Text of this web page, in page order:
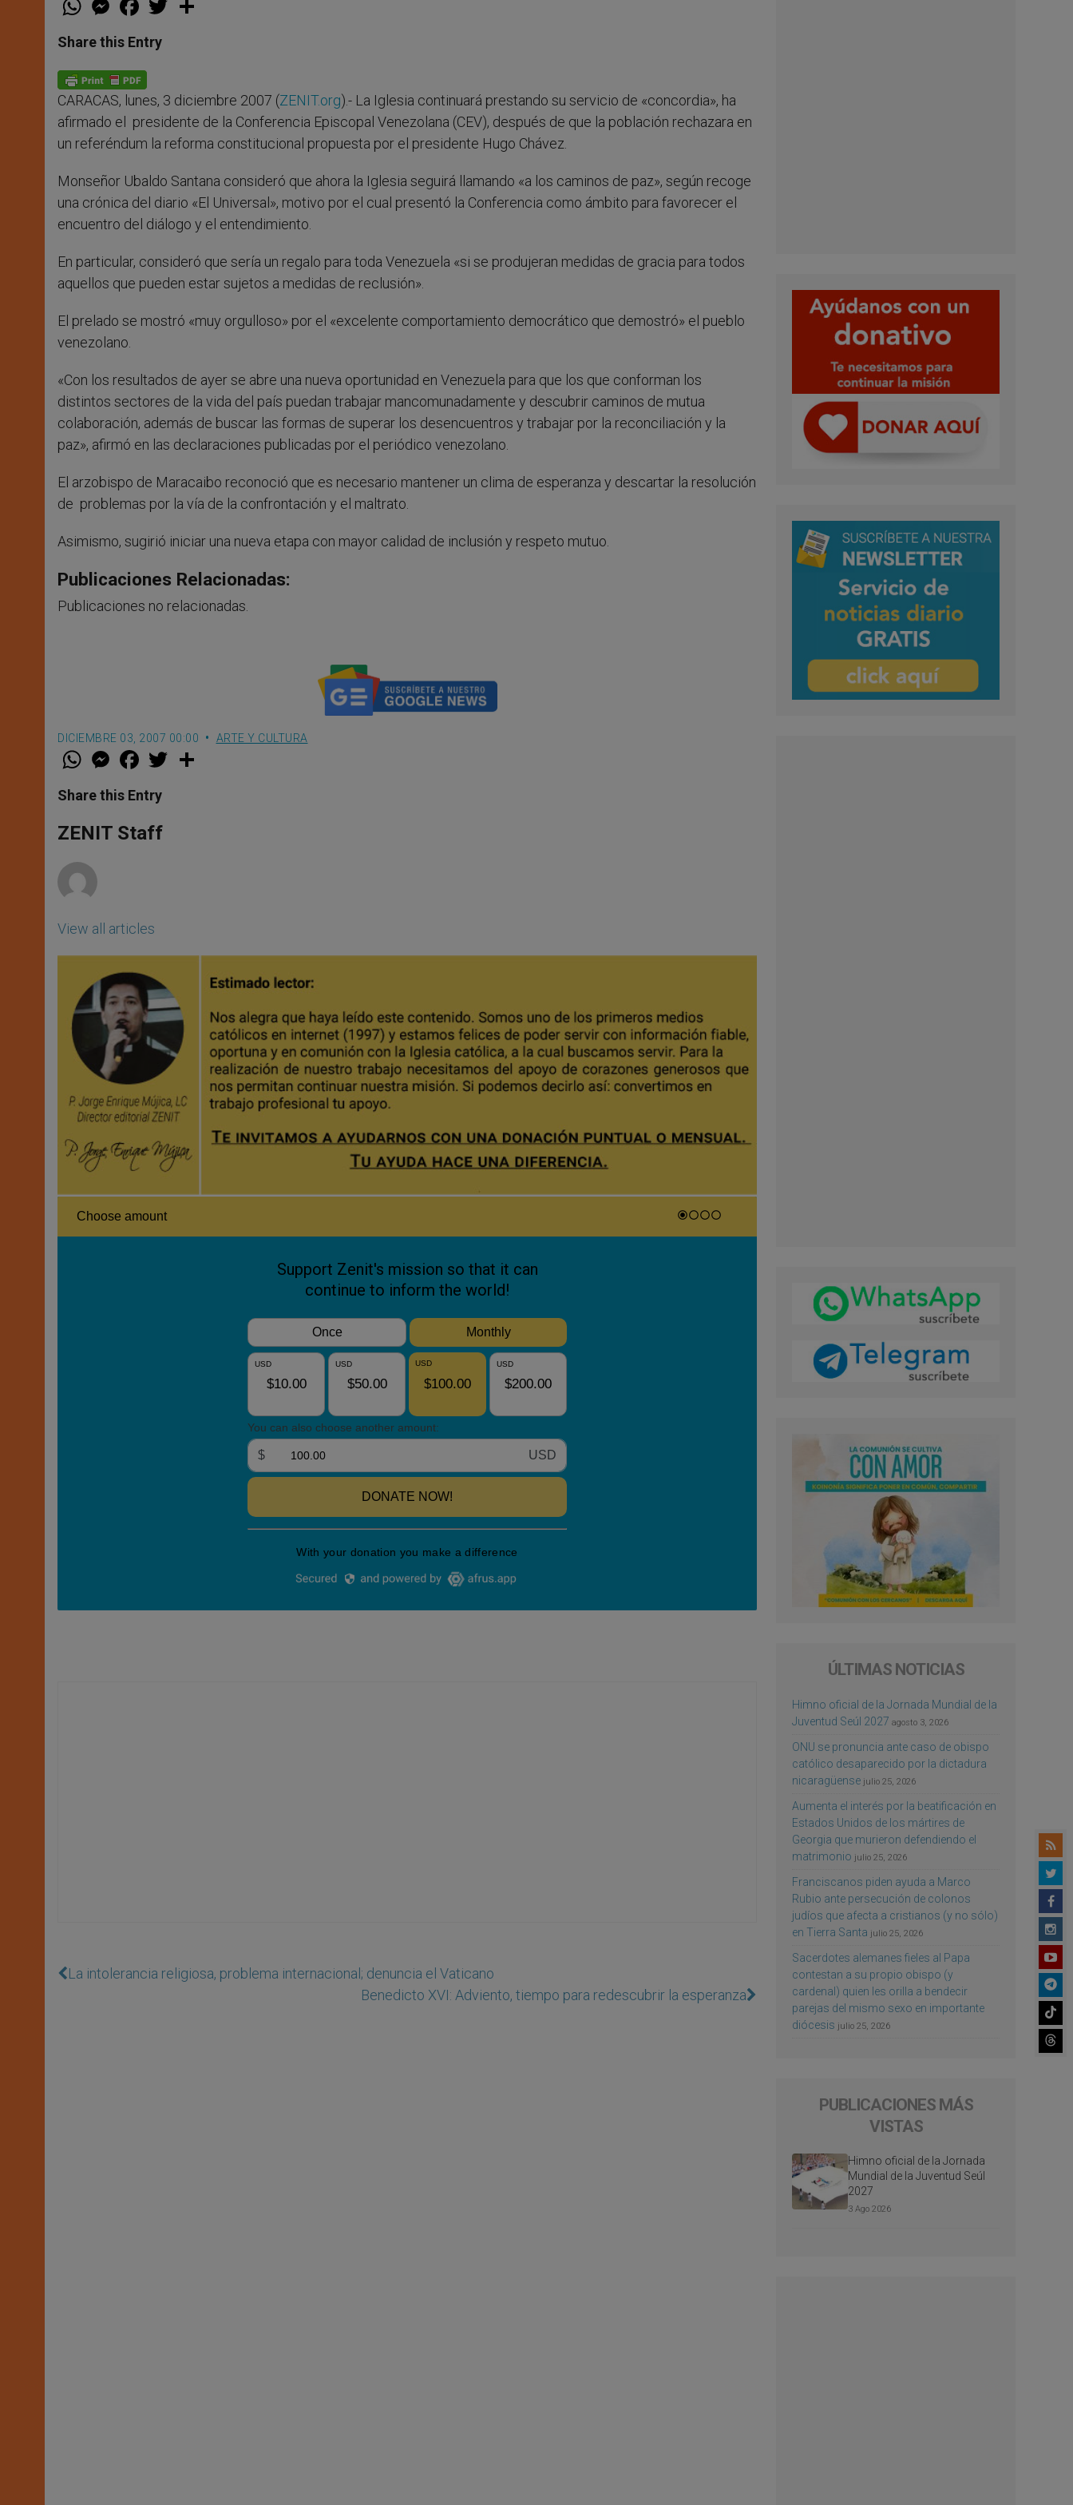
t
s
p
p
e
s
e
g
e
r
a
e
b
o
k
w
Share this Entry
CARACAS, lunes, 3 diciembre 2007 (ZENIT.org).- La Iglesia continuará prestando su servicio de «concordia», ha
afirmado el presidente de la Conferencia Episcopal Venezolana (CEV), después de que la población rechazara en
un referéndum la reforma constitucional propuesta por el presidente Hugo Chávez.
Monseñor Ubaldo Santana consideró que ahora la Iglesia seguirá llamando «a los caminos de paz», según recoge
una crónica del diario «El Universal», motivo por el cual presentó la Conferencia como ámbito para favorecer el
encuentro del diálogo y el entendimiento.
En particular, consideró que sería un regalo para toda Venezuela «si se produjeran medidas de gracia para todos
aquellos que pueden estar sujetos a medidas de reclusión».
El prelado se mostró «muy orgulloso» por el «excelente comportamiento democrático que demostró» el pueblo
venezolano.
«Con los resultados de ayer se abre una nueva oportunidad en Venezuela para que los que conforman los
distintos sectores de la vida del país puedan trabajar mancomunadamente y descubrir caminos de mutua
colaboración, además de buscar las formas de superar los desencuentros y trabajar por la reconciliación y la
paz», afirmó en las declaraciones publicadas por el periódico venezolano.
El arzobispo de Maracaibo reconoció que es necesario mantener un clima de esperanza y descartar la resolución
de problemas por la vía de la confrontación y el maltrato.
Asimismo, sugirió iniciar una nueva etapa con mayor calidad de inclusión y respeto mutuo.
Publicaciones Relacionadas:
Publicaciones no relacionadas.
DICIEMBRE 03, 2007 00:00 ARTE Y CULTURA
W
t
s
p
p
M
e
s
e
g
e
F
a
e
b
o
k
w
Share this Entry
ZENIT Staff
View all articles
La intolerancia religiosa, problema internacional; denuncia el Vaticano
Benedicto XVI: Adviento, tiempo para redescubrir la esperanza
ÚLTIMAS NOTICIAS
Himno oficial de la Jornada Mundial de la
Juventud Seúl 2027 agosto 3, 2026
ONU se pronuncia ante caso de obispo
católico desaparecido por la dictadura
nicaragüense julio 25, 2026
Aumenta el interés por la beatificación en
Estados Unidos de los mártires de
Georgia que murieron defendiendo el
matrimonio julio 25, 2026
Franciscanos piden ayuda a Marco
Rubio ante persecución de colonos
judíos que afecta a cristianos (y no sólo)
en Tierra Santa julio 25, 2026
Sacerdotes alemanes fieles al Papa
contestan a su propio obispo (y
cardenal) quien les orilla a bendecir
parejas del mismo sexo en importante
diócesis julio 25, 2026
PUBLICACIONES MÁS
VISTAS
Himno oficial de la Jornada
Mundial de la Juventud Seúl
2027
3 Ago 2026